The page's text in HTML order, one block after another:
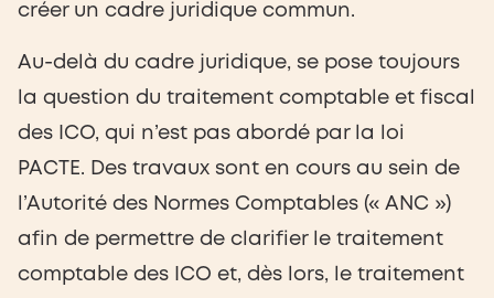
créer un cadre juridique commun.
Au-delà du cadre juridique, se pose toujours
la question du traitement comptable et fiscal
des ICO, qui n’est pas abordé par la loi
PACTE. Des travaux sont en cours au sein de
l’Autorité des Normes Comptables (« ANC »)
afin de permettre de clarifier le traitement
comptable des ICO et, dès lors, le traitement